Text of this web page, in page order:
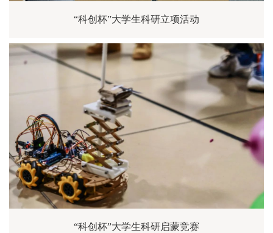
“科创杯”大学生科研立项活动
“科创杯”大学生科研启蒙竞赛